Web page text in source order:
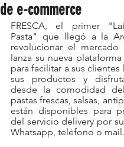
de e-commerce
FRESCA, el primer
Pasta" que llegó a la
revolucionar el
lanza su nueva
para facilitar a sus
sus productos y
desde la comodidad
pastas frescas, salsas,
están disponibles para
del servicio delivery por
Whatsapp, teléfono o mail.